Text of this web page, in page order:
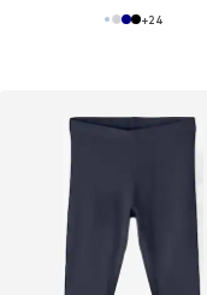
+24